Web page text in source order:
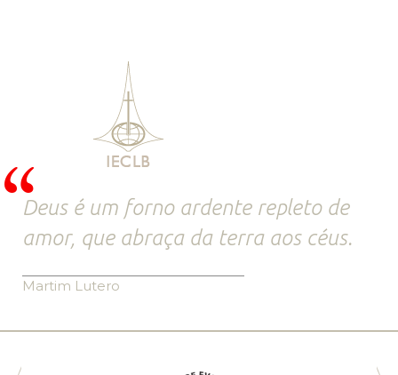
Deus é um forno ardente repleto de
amor, que abraça da terra aos céus.
Martim Lutero